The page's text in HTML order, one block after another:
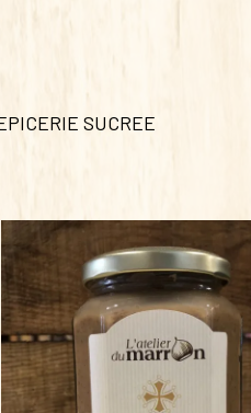
SUCREE